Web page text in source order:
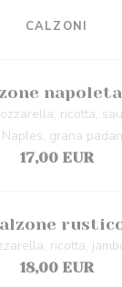
CALZONI
ricotta,
grana
17,00 EUR
ricotta,
18,00 EUR